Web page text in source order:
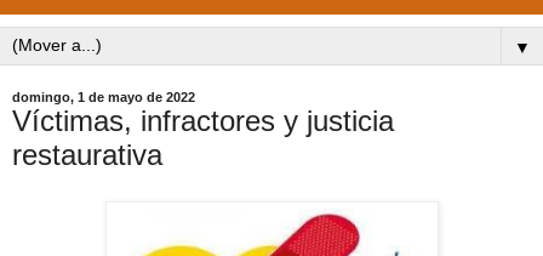
▼
domingo, 1 de mayo de 2022
Víctimas, infractores y justicia
restaurativa